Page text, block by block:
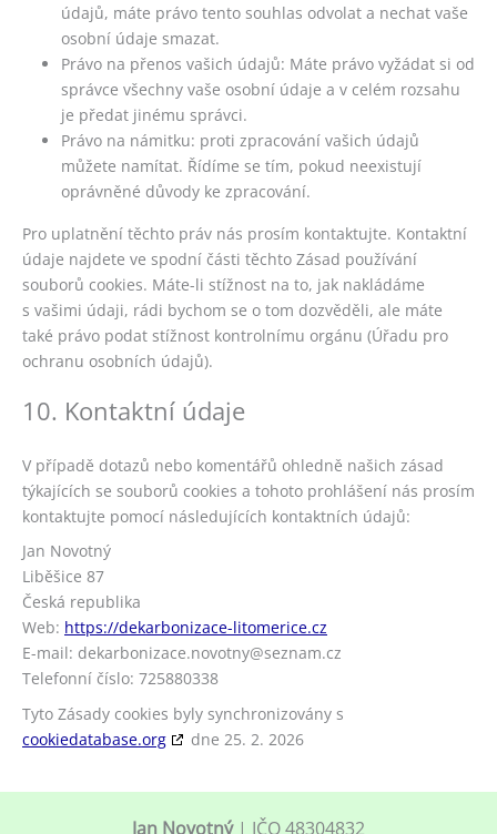
údajů, máte právo tento souhlas odvolat a nechat vaše
osobní údaje smazat.
Právo na přenos vašich údajů: Máte právo vyžádat si od
správce všechny vaše osobní údaje a v celém rozsahu
je předat jinému správci.
Právo na námitku: proti zpracování vašich údajů
můžete namítat. Řídíme se tím, pokud neexistují
oprávněné důvody ke zpracování.
Pro uplatnění těchto práv nás prosím kontaktujte. Kontaktní
údaje najdete ve spodní části těchto Zásad používání
souborů cookies. Máte-li stížnost na to, jak nakládáme
s vašimi údaji, rádi bychom se o tom dozvěděli, ale máte
také právo podat stížnost kontrolnímu orgánu (Úřadu pro
ochranu osobních údajů).
10. Kontaktní údaje
V případě dotazů nebo komentářů ohledně našich zásad
týkajících se souborů cookies a tohoto prohlášení nás prosím
kontaktujte pomocí následujících kontaktních údajů:
Jan Novotný
Liběšice 87
Česká republika
Web: https://dekarbonizace-litomerice.cz
E-mail: dekarbonizace.novotny@seznam.cz
Telefonní číslo: 725880338
Tyto Zásady cookies byly synchronizovány s
cookiedatabase.org
dne 25. 2. 2026
Jan Novotný| IČO 48304832